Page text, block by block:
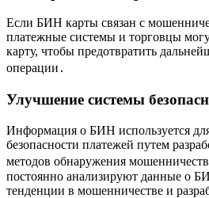
Если БИН карты связан с
платежные системы и торговцы
карту, чтобы предотвратить
операции․
Улучшение системы
Информация о БИН используется
безопасности платежей путем
методов обнаружения
постоянно анализируют данные о
тенденции в мошенничестве и